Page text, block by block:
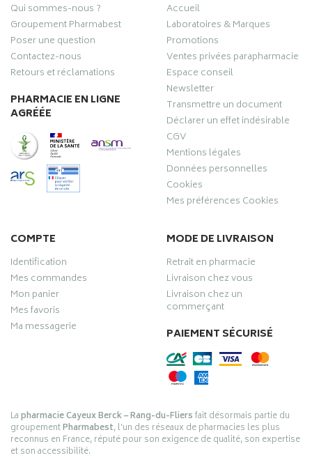
Qui sommes-nous ?
Groupement Pharmabest
Poser une question
Contactez-nous
Retours et réclamations
PHARMACIE EN LIGNE
AGRÉÉE
Accueil
Laboratoires & Marques
Promotions
Ventes privées parapharmacie
Espace conseil
Newsletter
Transmettre un document
Déclarer un effet indésirable
CGV
Mentions légales
Données personnelles
Cookies
Mes préférences Cookies
COMPTE
Identification
Mes commandes
Mon panier
Mes favoris
Ma messagerie
MODE DE LIVRAISON
Retrait en pharmacie
Livraison chez vous
Livraison chez un
commerçant
PAIEMENT SÉCURISÉ
Lapharmacie Cayeux Berck – Rang-du-Fliersfait désormais partie du
groupementPharmabest, l’un des réseaux de pharmacies les plus
reconnus en France, réputé pour son exigence de qualité, son expertise
et son accessibilité.